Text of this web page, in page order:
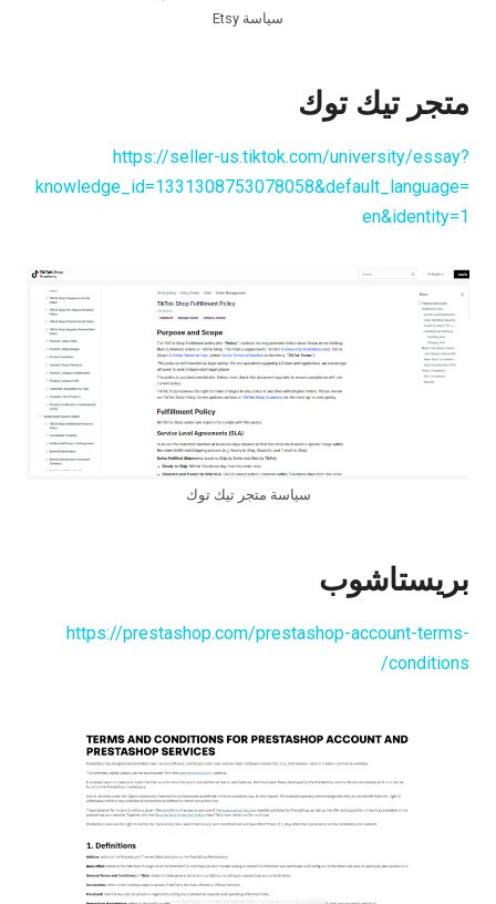
سياسة Etsy
متجر تيك توك
https://seller-us.tiktok.com/university/essay?
knowledge_id=1331308753078058&default_language=
en&identity=1
سياسة متجر تيك توك
بريستاشوب
https://prestashop.com/prestashop-account-terms-
conditions/